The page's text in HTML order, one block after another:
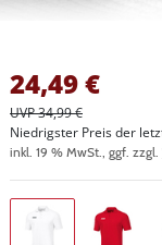
24,49€
UVP 34,99 €
Niedrigster Preis der
inkl. 19 % MwSt., ggf. zzgl.